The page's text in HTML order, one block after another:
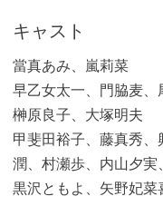
キャスト
當真あみ、嵐莉菜
早乙女太一、門脇麦
榊原良子、大塚明夫
甲斐田裕子、藤真秀
潤、村瀬歩、内山夕
黒沢ともよ、矢野妃菜